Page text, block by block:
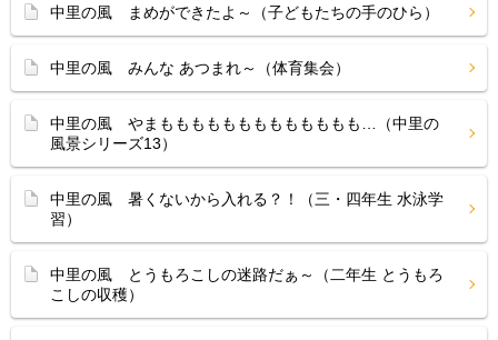
中里の風 まめができたよ～（子どもたちの手のひら）
中里の風 みんな あつまれ～（体育集会）
中里の風 やまももももももももももももも…（中里の
風景シリーズ13）
中里の風 暑くないから入れる？！（三・四年生 水泳学
習）
中里の風 とうもろこしの迷路だぁ～（二年生 とうもろ
こしの収穫）